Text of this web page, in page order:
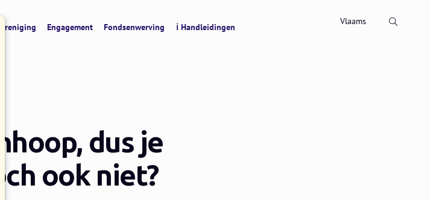
Engagement Fondsenwerving ℹ Handleidingen
Vlaams
dus je
ook niet?